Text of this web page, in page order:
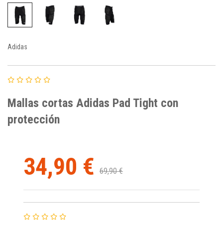
Adidas
Mallas cortas Adidas Pad Tight con
protección
34,90 € 69,90 €